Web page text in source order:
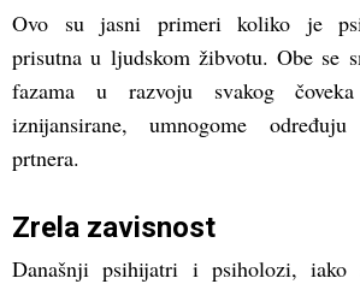
Ovo su jasni primeri koliko je
prisutna u ljudskom žibvotu. Obe se
fazama u razvoju svakog
iznijansirane, umnogome
prtnera.
Zrela zavisnost
Današnji psihijatri i psiholozi, iako